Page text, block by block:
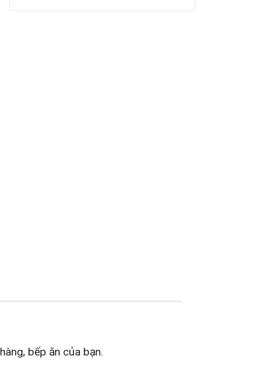
inox cao cấp, cao 25/40/65/100/150/200mm số lượng
bếp ăn của bạn.